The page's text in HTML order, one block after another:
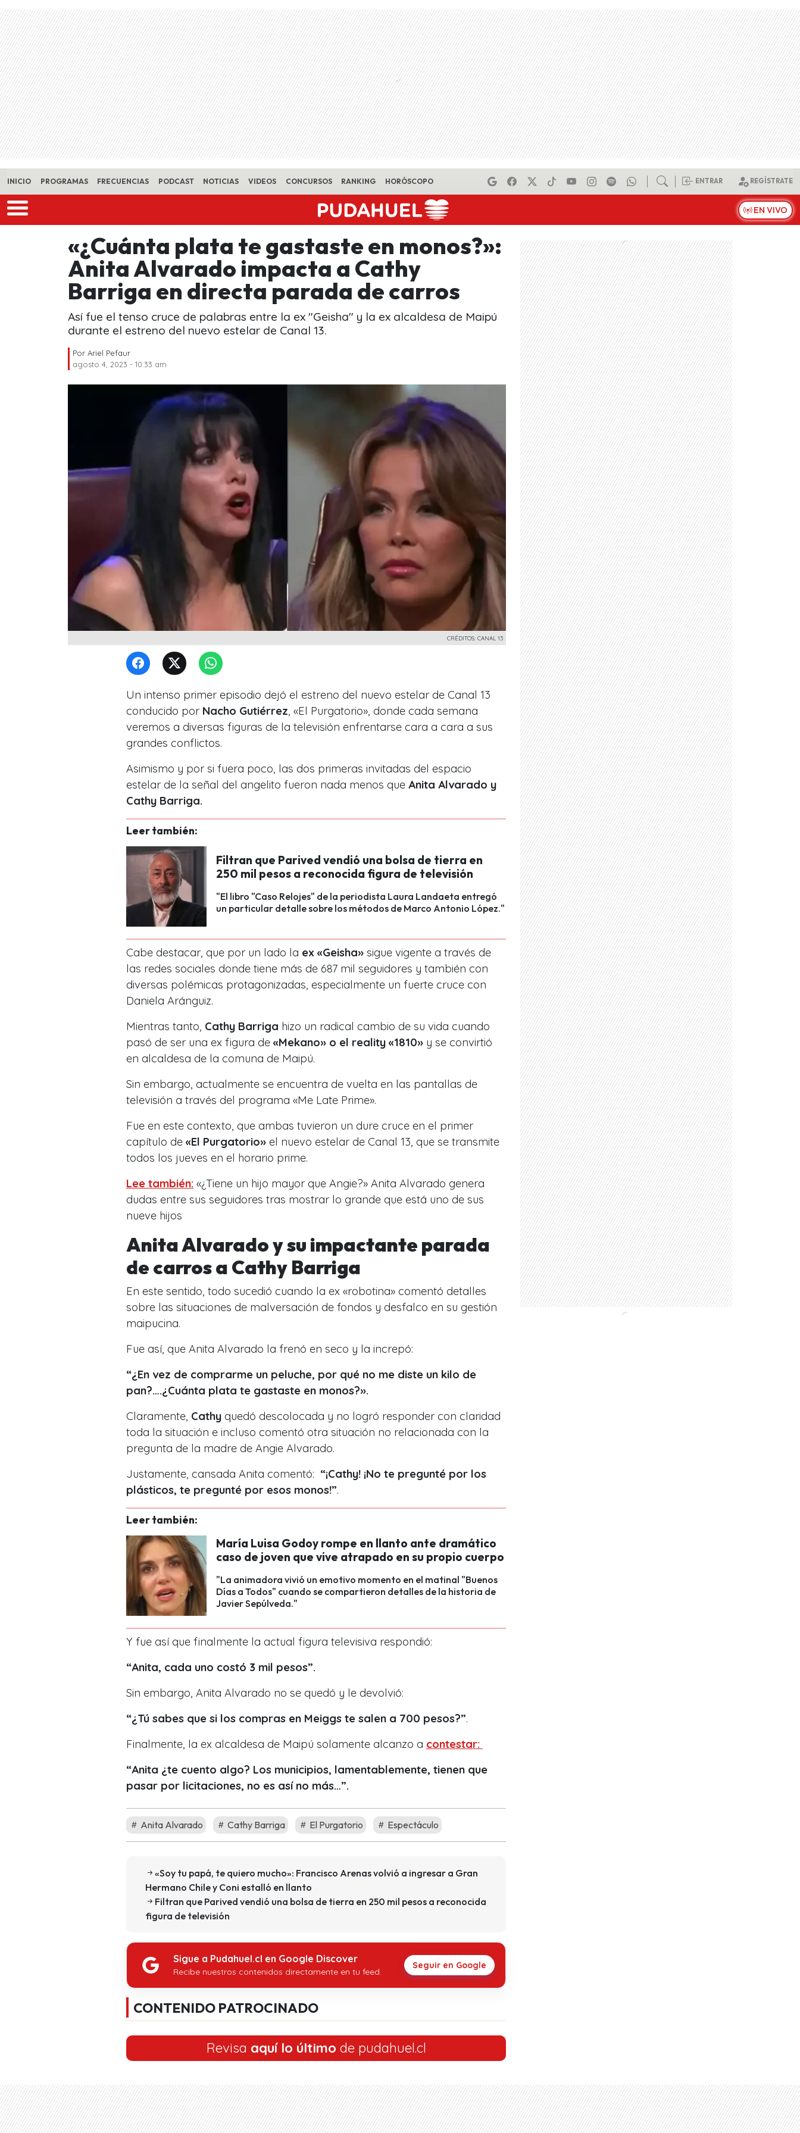
Skip to main content
INICIO PROGRAMAS FRECUENCIAS PODCAST NOTICIAS VIDEOS CONCURSOS RANKING HORÓSCOPO ENTRAR REGÍSTRATE
EN VIVO
«¿Cuánta plata te gastaste en monos?»:
Anita Alvarado impacta a Cathy
Barriga en directa parada de carros
Así fue el tenso cruce de palabras entre la ex "Geisha" y la ex alcaldesa de Maipú
durante el estreno del nuevo estelar de Canal 13.
Por Ariel Pefaur
agosto 4, 2023 - 10:33 am
CRÉDITOS: CANAL 13
Un intenso primer episodio dejó el estreno del nuevo estelar de Canal 13
conducido por Nacho Gutiérrez , «El Purgatorio», donde cada semana
veremos a diversas figuras de la televisión enfrentarse cara a cara a sus
grandes conflictos.
Asimismo y por si fuera poco, las dos primeras invitadas del espacio
estelar de la señal del angelito fueron nada menos que Anita Alvarado y
Cathy Barriga.
Leer también:
Filtran que Parived vendió una bolsa de tierra en
250 mil pesos a reconocida figura de televisión
"El libro "Caso Relojes" de la periodista Laura Landaeta entregó
un particular detalle sobre los métodos de Marco Antonio López."
Cabe destacar, que por un lado la ex «Geisha» sigue vigente a través de
las redes sociales donde tiene más de 687 mil seguidores y también con
diversas polémicas protagonizadas, especialmente un fuerte cruce con
Daniela Aránguiz.
Mientras tanto, Cathy Barriga hizo un radical cambio de su vida cuando
pasó de ser una ex figura de «Mekano» o el reality «1810» y se convirtió
en alcaldesa de la comuna de Maipú.
Sin embargo, actualmente se encuentra de vuelta en las pantallas de
televisión a través del programa «Me Late Prime».
Fue en este contexto, que ambas tuvieron un dure cruce en el primer
capítulo de «El Purgatorio» el nuevo estelar de Canal 13, que se transmite
todos los jueves en el horario prime.
Lee también: «¿Tiene un hijo mayor que Angie?» Anita Alvarado genera
dudas entre sus seguidores tras mostrar lo grande que está uno de sus
nueve hijos
Anita Alvarado y su impactante parada
de carros a Cathy Barriga
En este sentido, todo sucedió cuando la ex «robotina» comentó detalles
sobre las situaciones de malversación de fondos y desfalco en su gestión
maipucina.
Fue así, que Anita Alvarado la frenó en seco y la increpó:
“¿En vez de comprarme un peluche, por qué no me diste un kilo de
pan?….¿Cuánta plata te gastaste en monos?».
Claramente, Cathy quedó descolocada y no logró responder con claridad
toda la situación e incluso comentó otra situación no relacionada con la
pregunta de la madre de Angie Alvarado.
Justamente, cansada Anita comentó: “¡Cathy! ¡No te pregunté por los
plásticos, te pregunté por esos monos!”.
Leer también:
María Luisa Godoy rompe en llanto ante dramático
caso de joven que vive atrapado en su propio cuerpo
"La animadora vivió un emotivo momento en el matinal "Buenos
Días a Todos" cuando se compartieron detalles de la historia de
Javier Sepúlveda."
Y fue así que finalmente la actual figura televisiva respondió:
“Anita, cada uno costó 3 mil pesos”.
Sin embargo, Anita Alvarado no se quedó y le devolvió:
“¿Tú sabes que si los compras en Meiggs te salen a 700 pesos?”.
Finalmente, la ex alcaldesa de Maipú solamente alcanzo a contestar:
“Anita ¿te cuento algo? Los municipios, lamentablemente, tienen que
pasar por licitaciones, no es así no más…”.
Anita Alvarado Cathy Barriga El Purgatorio Espectáculo
«Soy tu papá, te quiero mucho»: Francisco Arenas volvió a ingresar a Gran
Hermano Chile y Coni estalló en llanto
Filtran que Parived vendió una bolsa de tierra en 250 mil pesos a reconocida
figura de televisión
Sigue a Pudahuel.cl en Google Discover
Recibe nuestros contenidos directamente en tu feed.
Seguir en Google
CONTENIDO PATROCINADO
Revisa aquí lo último de pudahuel.cl